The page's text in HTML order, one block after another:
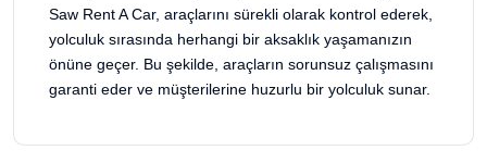
Saw Rent A Car, araçlarını sürekli olarak kontrol ederek,
yolculuk sırasında herhangi bir aksaklık yaşamanızın
önüne geçer. Bu şekilde, araçların sorunsuz çalışmasını
garanti eder ve müşterilerine huzurlu bir yolculuk sunar.